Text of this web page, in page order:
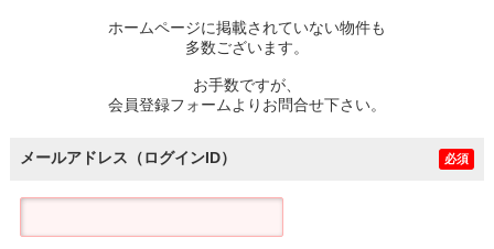
ホームページに掲載されていない物件も
多数ございます。
お手数ですが、
会員登録フォームよりお問合せ下さい。
メールアドレス（ログインID） 必須